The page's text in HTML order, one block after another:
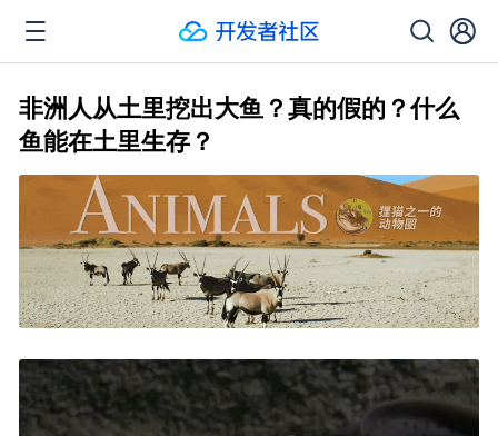
非洲人从土里挖出大鱼？真的假的？什么
鱼能在土里生存？